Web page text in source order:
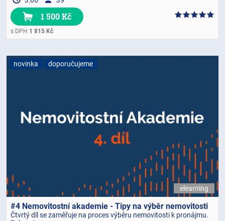
1 500 Kč
s DPH 1 815 Kč
novinka doporučujeme
elearning
#4 Nemovitostní akademie - Tipy na výběr nemovitosti
Čtvrtý díl se zaměřuje na proces výběru nemovitosti k pronájmu.